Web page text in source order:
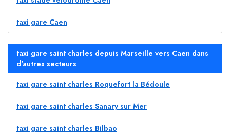
taxi gare Caen
taxi gare saint charles depuis Marseille vers Caen dans
d'autres secteurs
taxi gare saint charles Roquefort la Bédoule
taxi gare saint charles Sanary sur Mer
taxi gare saint charles Bilbao